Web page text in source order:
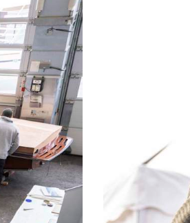
bis Freitag
12:00 Uhr
17:30 Uhr
Oktober auch Samstags
da:
12:00 Uhr
& Beratung